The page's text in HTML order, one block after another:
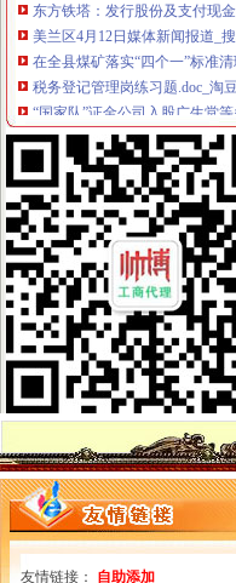
美兰区4月12日媒体新闻报道_搜
在全县煤矿落实“四个一”标准
税务登记管理岗练习题.doc_淘
“国家队”证金公司入股广生堂等
洞口县煤炭行业税收管理办法
上海市企业工商登记代理注册公
延长油田股份有限公司定边采
税务登记证.doc_淘豆网
纳雍县煤炭产量税费监控系统
主题：大骨节|源世界
河南一企业非法采矿将执法干
中国·平凉门户网站留言
延长油田股份有限公司定边采
天山纺织：发行股份购买资产
广西壮族自区地方税务局关于
贵州省地方税务局关于印发《
突查耒小煤矿湖南煤矿安全耒
社区巾帼文明岗事迹材料5篇汇
社区巾帼文明岗事迹材料5篇汇
申请再审人黄炳贵、曹美慧、
河南一家公司非法采矿殴执法
广西壮族自区地方税务局关于
煤炭生产流程第一文库网
友情链接： 自助添加